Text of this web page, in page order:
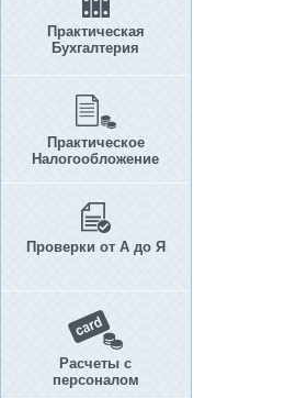
Практическая
Бухгалтерия
Практическое
Налогообложение
Проверки от А до Я
Расчеты с
персоналом